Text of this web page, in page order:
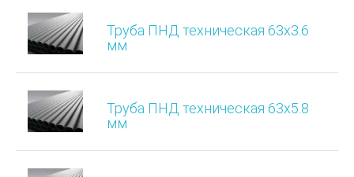
Труба ПНД техническая 63х3.6
мм
Труба ПНД техническая 63х5.8
мм